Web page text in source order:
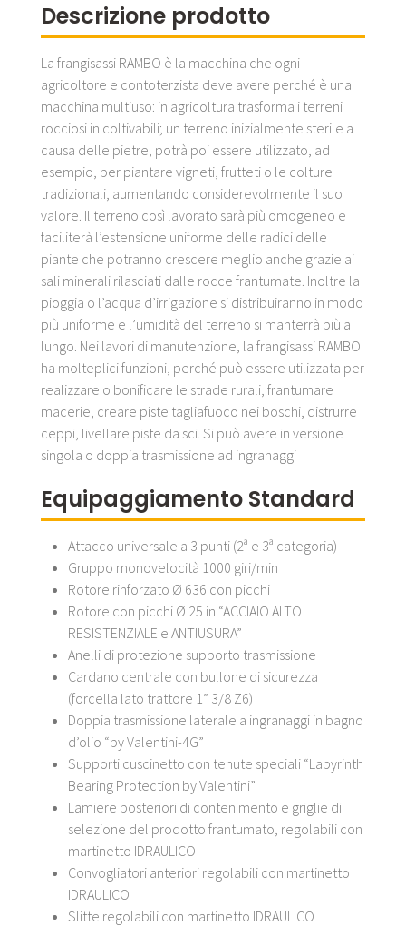
Descrizione prodotto
La frangisassi RAMBO è la macchina che ogni
agricoltore e contoterzista deve avere perché è una
macchina multiuso: in agricoltura trasforma i terreni
rocciosi in coltivabili; un terreno inizialmente sterile a
causa delle pietre, potrà poi essere utilizzato, ad
esempio, per piantare vigneti, frutteti o le colture
tradizionali, aumentando considerevolmente il suo
valore. Il terreno così lavorato sarà più omogeneo e
faciliterà l’estensione uniforme delle radici delle
piante che potranno crescere meglio anche grazie ai
sali minerali rilasciati dalle rocce frantumate. Inoltre la
pioggia o l’acqua d’irrigazione si distribuiranno in modo
più uniforme e l’umidità del terreno si manterrà più a
lungo. Nei lavori di manutenzione, la frangisassi RAMBO
ha molteplici funzioni, perché può essere utilizzata per
realizzare o bonificare le strade rurali, frantumare
macerie, creare piste tagliafuoco nei boschi, distrurre
ceppi, livellare piste da sci. Si può avere in versione
singola o doppia trasmissione ad ingranaggi
Equipaggiamento Standard
Attacco universale a 3 punti (2ª e 3ª categoria)
Gruppo monovelocità 1000 giri/min
Rotore rinforzato Ø 636 con picchi
Rotore con picchi Ø 25 in “ACCIAIO ALTO
RESISTENZIALE e ANTIUSURA”
Anelli di protezione supporto trasmissione
Cardano centrale con bullone di sicurezza
(forcella lato trattore 1” 3/8 Z6)
Doppia trasmissione laterale a ingranaggi in bagno
d’olio “by Valentini-4G”
Supporti cuscinetto con tenute speciali “Labyrinth
Bearing Protection by Valentini”
Lamiere posteriori di contenimento e griglie di
selezione del prodotto frantumato, regolabili con
martinetto IDRAULICO
Convogliatori anteriori regolabili con martinetto
IDRAULICO
Slitte regolabili con martinetto IDRAULICO